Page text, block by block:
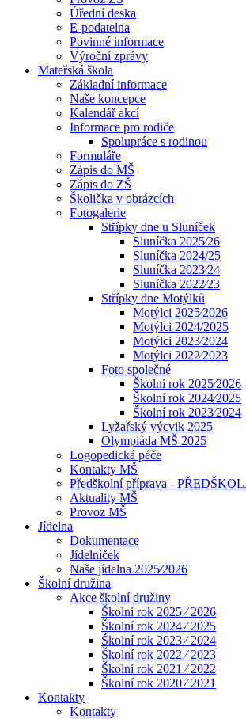
Úřední deska
E-podatelna
Povinné informace
Výroční zprávy
Mateřská škola
Základní informace
Naše koncepce
Kalendář akcí
Informace pro rodiče
Spolupráce s rodinou
Formuláře
Zápis do MŠ
Zápis do ZŠ
Školička v obrázcích
Fotogalerie
Střípky dne u Sluníček
Sluníčka 2025⁄26
Sluníčka 2024/25
Sluníčka 2023⁄24
Sluníčka 2022⁄23
Střípky dne Motýlků
Motýlci 2025⁄2026
Motýlci 2024/2025
Motýlci 2023⁄2024
Motýlci 2022⁄2023
Foto společné
Školní rok 2025⁄2026
Školní rok 2024⁄2025
Školní rok 2023⁄2024
Lyžařský výcvik 2025
Olympiáda MŠ 2025
Logopedická péče
Kontakty MŠ
Předškolní příprava -
Aktuality MŠ
Provoz MŠ
Jídelna
Dokumentace
Jídelníček
Naše jídelna 2025⁄2026
Školní družina
Akce školní družiny
Školní rok 2025 ⁄ 2026
Školní rok 2024 ⁄ 2025
Školní rok 2023 ⁄ 2024
Školní rok 2022 ⁄ 2023
Školní rok 2021 ⁄ 2022
Školní rok 2020 ⁄ 2021
Kontakty
Kontakty